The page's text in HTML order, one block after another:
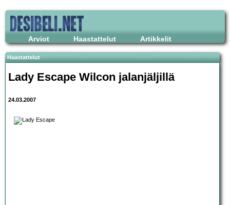
Arviot Haastattelut Artikkelit
Haastattelut
Lady Escape Wilcon jalanjäljillä
24.03.2007